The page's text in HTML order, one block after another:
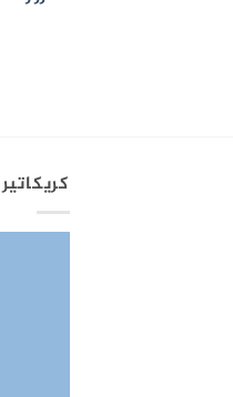
كريكاتير